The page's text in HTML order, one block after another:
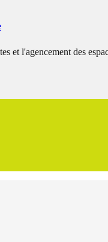
et l'agencement des